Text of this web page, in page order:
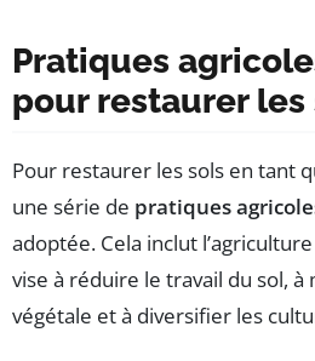
Pratiques
pour restaurer les
Pour restaurer les sols en tant
une série de pratiques
adoptée. Cela inclut
vise à réduire le travail du sol,
végétale et à diversifier les